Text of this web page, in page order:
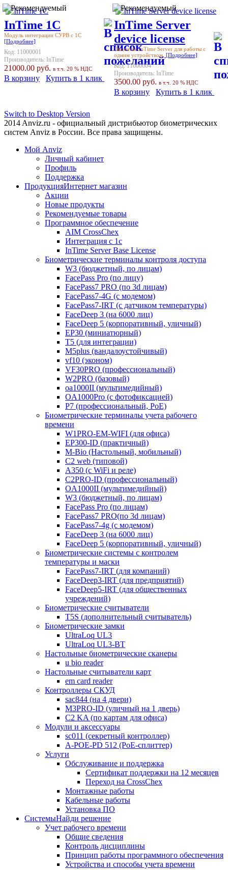
InTime 1С
Модуль интеграции СУРВ с 1C
[Подробнее]
Код: 11000001
Производитель: InTime
21000.00 руб. в т.ч. 20 % НДС
В корзину Купить в 1 клик
InTime Server
device license
Лицензия InTime Server для работы с
одним устройством. [Подробнее]
Код:11000004
Производитель: InTime
3500.00 руб. в т.ч. 20 % НДС
В корзину Купить в 1 клик
Switch to Desktop Version
2014 Anviz.ru - официальный дистрибьютор биометрических
систем Anviz в России. Все права защищены.
Мой Anviz
Личный кабинет
Профиль
Поддержка
ПродукцияИнтернет магазин
Акции
Новые продукты
Рекомендуемые товары
Программное обеспечение
AIM CrossChex
Интеграция с 1с
InTime Server Base License
Биометрические терминалы контроля доступа
W3 (бюджетный, по лицам)
FacePass Pro (по лицу)
FacePass7 PRO (по 3d лицам)
FacePass7-4G (с модемом)
FacePass7-IRT (с датчиком температуры)
FaceDeep 3 (на 6000 лиц)
FaceDeep 5 (корпоративный, уличный)
EP30 (миниатюрный)
T5 (для интеграции)
M5plus (вандалоустойчивый)
vf10 (эконом)
VF30PRO (профессиональный)
W2PRO (базовый)
oa1000II (мультимедийный)
OA1000Pro (с фотофиксацией)
P7 (профессиональный, PoE)
Биометрические терминалы учета рабочего
времени
W1PRO-EM-WIFI (для офиса)
EP300-ID (практичный)
M-Bio (Настольный, мобильный)
С2 web (типовой)
A350 (с WiFi и реле)
C2PRO-ID (профессиональный)
OA1000II (мультимедийный)
W3 (бюджетный, по лицам)
FacePass Pro (по лицам)
FacePass7 PRO(по 3d лицам)
FacePass7-4g (с модемом)
FaceDeep 3 (на 6000 лиц)
FaceDeep 5 (корпоративный, уличный)
Биометрические системы с контролем
температуры и маски
FacePass7-IRT (для компаний)
FaceDeep3-IRT (для предприятий)
FaceDeep5-IRT (для общественных
учреждений)
Биометрические считыватели
T5S (дополнительный считыватель)
Биометрические замки
UltraLoq UL3
UltraLoq UL3-BT
Настольные биометрические сканеры
u bio reader
Настольные считыватели карт
em card reader
Контроллеры СКУД
sac844 (на 4 двери)
M3PRO-ID (уличный на 1 дверь)
C2 KA (по картам для офиса)
Модули и аксессуары
sc011 (секретный контроллер)
A-POE-PD 512 (PoE-сплиттер)
Услуги
Обслуживание и поддержка
Сертификат поддержки на 12 месяцев
Переход на CrossChex
Монтажные работы
Кабельные работы
Установка ПО
СистемыНайди решение
Учет рабочего времени
Общие сведения
Контроль дисциплины
Принцип работы программного обеспечения
Устройства и способы учета времени